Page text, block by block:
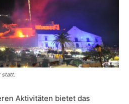
statt.
Aktivitäten bietet das